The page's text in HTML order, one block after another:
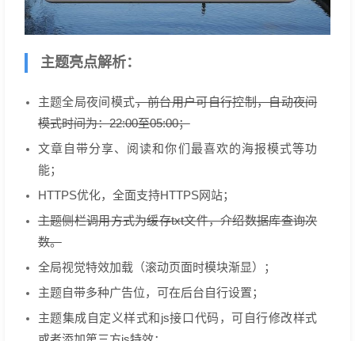
主题亮点解析：
主题全局夜间模式，前台用户可自行控制，自动夜间
模式时间为：22:00至05:00；
文章自带分享、阅读和你们最喜欢的海报模式等功
能；
HTTPS优化，全面支持HTTPS网站；
主题侧栏调用方式为缓存txt文件，介绍数据库查询次
数。
全局视觉特效加载（滚动页面时模块渐显）；
主题自带多种广告位，可在后台自行设置；
主题集成自定义样式和js接口代码，可自行修改样式